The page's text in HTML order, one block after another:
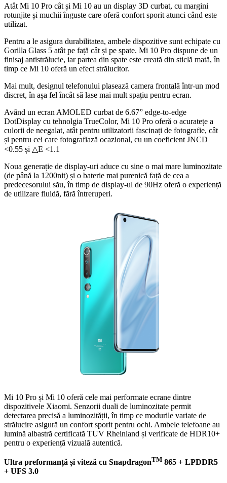
Atât Mi 10 Pro cât și Mi 10 au un display 3D curbat, cu margini
rotunjite și muchii înguste care oferă confort sporit atunci când este
utilizat.
Pentru a le asigura durabilitatea, ambele dispozitive sunt echipate cu
Gorilla Glass 5 atât pe față cât și pe spate. Mi 10 Pro dispune de un
finisaj antistrălucie, iar partea din spate este creată din sticlă mată, în
timp ce Mi 10 oferă un efect strălucitor.
Mai mult, designul telefonului plasează camera frontală într-un mod
discret, în așa fel încât să lase mai mult spațiu pentru ecran.
Având un ecran AMOLED curbat de 6.67” edge-to-edge
DotDisplay cu tehnolgia TrueColor, Mi 10 Pro oferă o acuratețe a
culorii de neegalat, atât pentru utilizatorii fascinați de fotografie, cât
și pentru cei care fotografiază ocazional, cu un coeficient JNCD
<0.55 și △E <1.1
Noua generație de display-uri aduce cu sine o mai mare luminozitate
(de până la 1200nit) și o baterie mai purenică față de cea a
predecesorului său, în timp de display-ul de 90Hz oferă o experiență
de utilizare fluidă, fără întreruperi.
Mi 10 Pro și Mi 10 oferă cele mai performate ecrane dintre
dispozitivele Xiaomi. Senzorii duali de luminozitate permit
detectarea precisă a luminozității, în timp ce modurile variate de
strălucire asigură un confort sporit pentru ochi. Ambele telefoane au
lumină albastră certificată TUV Rheinland și verificate de HDR10+
pentru o experiență vizuală autentică.
Ultra preformanță și viteză cu SnapdragonTM 865 + LPDDR5
+ UFS 3.0